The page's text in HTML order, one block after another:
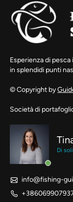
Esperienza di
in splendidi punti
© Copyright by
Società di
Di
info@fishing-